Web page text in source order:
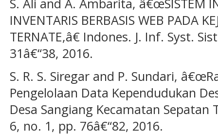
S. Ali and A. Ambarita, â€œSISTEM
INVENTARIS BERBASIS WEB PADA
TERNATE,â€ Indones. J. Inf. Syst.
31â€“38, 2016.
S. R. S. Siregar and P. Sundari,
Pengelolaan Data Kependudukan
Desa Sangiang Kecamatan
6, no. 1, pp. 76â€“82, 2016.